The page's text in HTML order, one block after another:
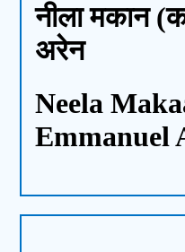
नीला मकान
अरेन
Neela
Emmanuel